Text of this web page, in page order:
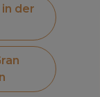
der